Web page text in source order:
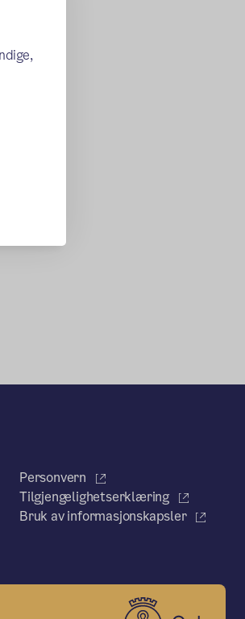
Personvern
Tilgjengelighetserklæring
Bruk av informasjonskapsler